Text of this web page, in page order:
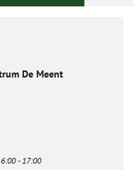
De Meent
-17:00